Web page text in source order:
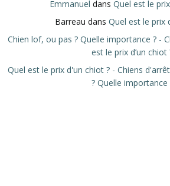
Emmanuel dans Quel est le
Barreau dans Quel est le prix
Chien lof, ou pas ? Quelle importance ? -
est le prix d’un chiot
Quel est le prix d'un chiot ? - Chiens d'arrêt
? Quelle importance